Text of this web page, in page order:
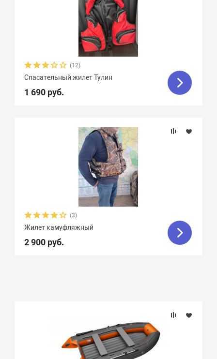
(12)
Спасательный жилет Тулин
1 690 руб.
(3)
Жилет камуфляжный
2 900 руб.